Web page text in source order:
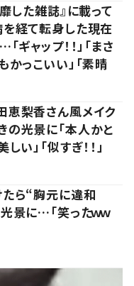
した雑誌』に載って
を経て転身した現在
ャップ！！」「まさ
かっこいい」「素晴
梨香さん風メイク
光景に「本人かと
い」「似すぎ！！」
たら“胸元に違和
景に…「笑ったｗｗ